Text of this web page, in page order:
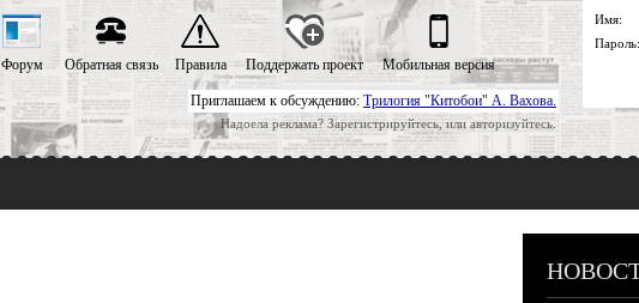
Приглашаем к обсуждению: Трилогия "Китобои" А. Вахова.
Надоела реклама? Зарегистрируйтесь, или авторизуйтесь.
Форум Обратная связь Правила Поддержать проект Мобильная версия
Имя:
Пароль: